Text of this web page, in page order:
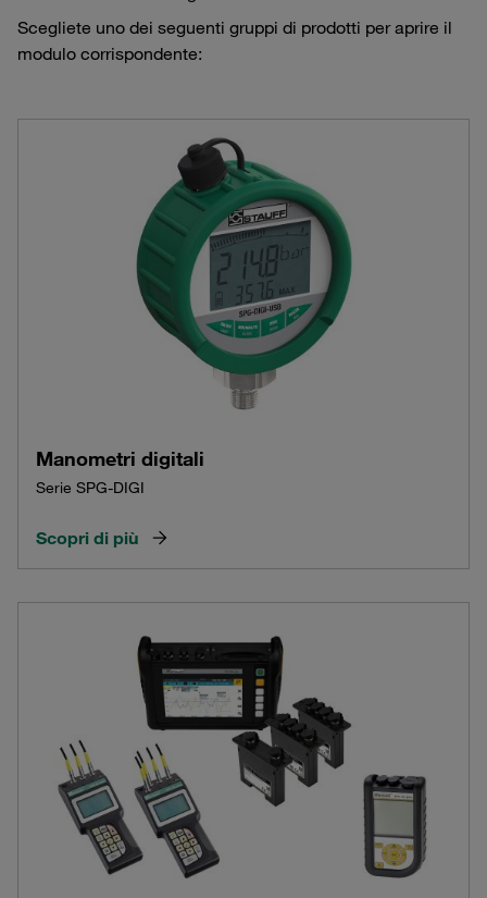
Scegliete uno dei seguenti gruppi di prodotti per aprire il
modulo corrispondente:
Manometri digitali
Serie SPG-DIGI
Scopri di più